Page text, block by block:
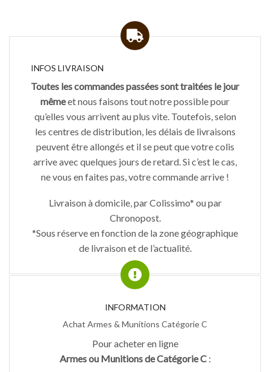
INFOS LIVRAISON
Toutes les commandes passées sont traitées le jour
mêmeet nous faisons tout notre possible pour
qu’elles vous arrivent au plus vite. Toutefois, selon
les centres de distribution, les délais de livraisons
peuvent être allongés et il se peut que votre colis
arrive avec quelques jours de retard. Si c’est le cas,
ne vous en faites pas, votre commande arrive !
Livraison à domicile, par Colissimo* ou par
Chronopost.
*Sous réserve en fonction de la zone géographique
de livraison et de l’actualité.
INFORMATION
Achat Armes & Munitions Catégorie C
Pour acheter en ligne
Armes ou Munitions de Catégorie C: